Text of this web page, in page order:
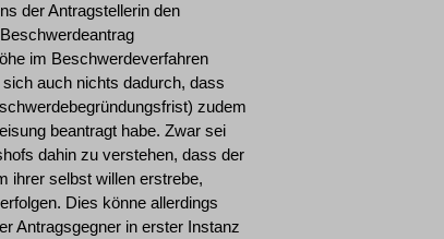
der Antragstellerin den
im Beschwerdeverfahren
auch nichts dadurch, dass
zudem
beantragt habe. Zwar sei
dahin zu verstehen, dass der
ihrer selbst willen erstrebe,
Dies könne allerdings
Antragsgegner in erster Instanz